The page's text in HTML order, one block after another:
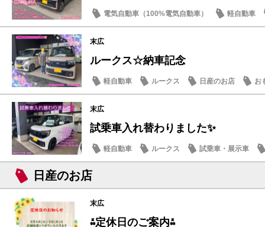
電気自動車（100%電気自動車）
軽自動車
日産のお店
末広
ルークス☆納車記念
軽自動車 ルークス 日産のお店 お
末広
試乗車入れ替わりました✨
軽自動車 ルークス 試乗車・展示車
日産のお店
末広
⁂定休日のご案内⁂